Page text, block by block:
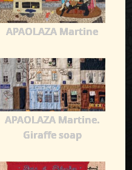
APAOLAZA Martine
APAOLAZA Martine.
Giraffe soap